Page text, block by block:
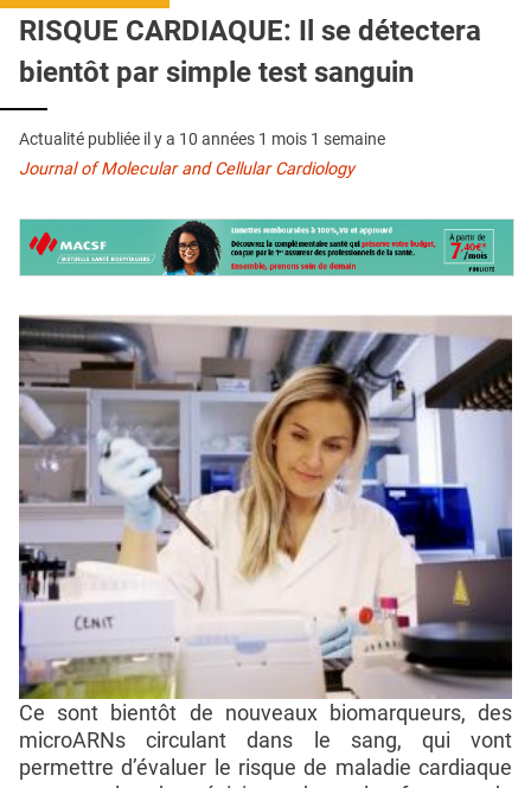
QUI SOMMES-NOUS ?
PUBLICITÉ
CONDITIONS GÉNÉRALES
CONTACT
RISQUE CARDIAQUE: Il se détectera
bientôt par simple test sanguin
Actualité publiée il y a 10 années 1 mois 1 semaine
Journal of Molecular and Cellular Cardiology
Ce sont bientôt de nouveaux biomarqueurs, des
microARNs circulant dans le sang, qui vont
permettre d’évaluer le risque de maladie cardiaque